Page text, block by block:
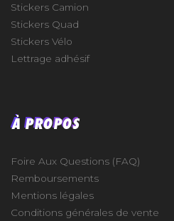
Stickers Camion
Stickers Quad
Stickers Vélo
Lettrage adhésif
À PROPOS
Foire Aux Questions (FAQ)
Remboursements
Mentions légales
Conditions générales de vente